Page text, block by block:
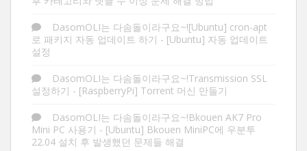
DasomOLI는 다솜돌이라구요~![Ubuntu] cron-apt
로 패키지 자동 업데이트 하기 - [Ubuntu] 자동 업데이트
설정
DasomOLI는 다솜돌이라구요~!Transmission SSL
설정하기 - [RaspberryPi] Torrent 머신 만들기
DasomOLI는 다솜돌이라구요~!Bkouen AK7 Pro
Mini PC 사용기 - [Ubuntu] Bkouen MiniPC에 우분투
22.04 설치 후 발생했던 문제들 해결